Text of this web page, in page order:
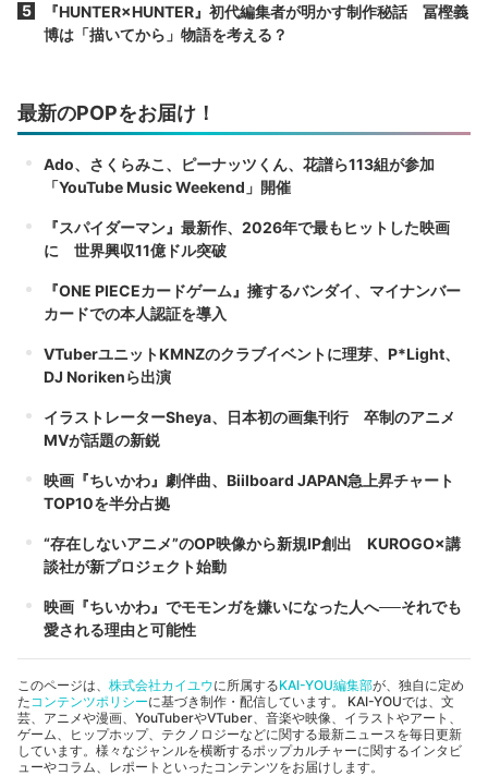
『HUNTER×HUNTER』初代編集者が明かす制作秘話 冨樫義
博は「描いてから」物語を考える？
最新のPOPをお届け！
Ado、さくらみこ、ピーナッツくん、花譜ら113組が参加
「YouTube Music Weekend」開催
『スパイダーマン』最新作、2026年で最もヒットした映画
に 世界興収11億ドル突破
『ONE PIECEカードゲーム』擁するバンダイ、マイナンバー
カードでの本人認証を導入
VTuberユニットKMNZのクラブイベントに理芽、P*Light、
DJ Norikenら出演
イラストレーターSheya、日本初の画集刊行 卒制のアニメ
MVが話題の新鋭
映画『ちいかわ』劇伴曲、Biilboard JAPAN急上昇チャート
TOP10を半分占拠
“存在しないアニメ”のOP映像から新規IP創出 KUROGO×講
談社が新プロジェクト始動
映画『ちいかわ』でモモンガを嫌いになった人へ──それでも
愛される理由と可能性
このページは、 株式会社カイユウに所属するKAI-YOU編集部が、独自に定め
た コンテンツポリシーに基づき制作・配信しています。 KAI-YOUでは、文
芸、アニメや漫画、YouTuberやVTuber、音楽や映像、イラストやアート、
ゲーム、ヒップホップ、テクノロジーなどに関する最新ニュースを毎日更新
しています。様々なジャンルを横断するポップカルチャーに関するインタビ
ューやコラム、レポートといったコンテンツをお届けします。